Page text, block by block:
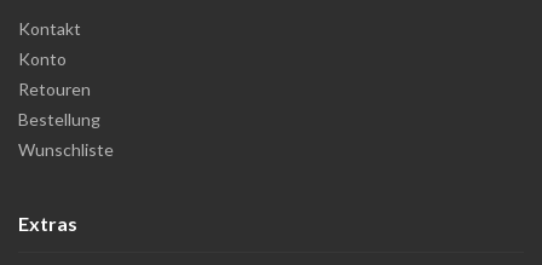
Kontakt
Konto
Retouren
Bestellung
Wunschliste
Extras